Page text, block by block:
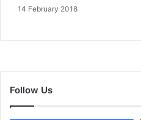
14 February 2018
Follow Us